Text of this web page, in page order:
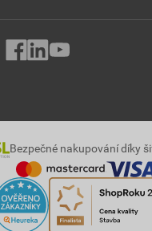
Bezpečné nakupování díky